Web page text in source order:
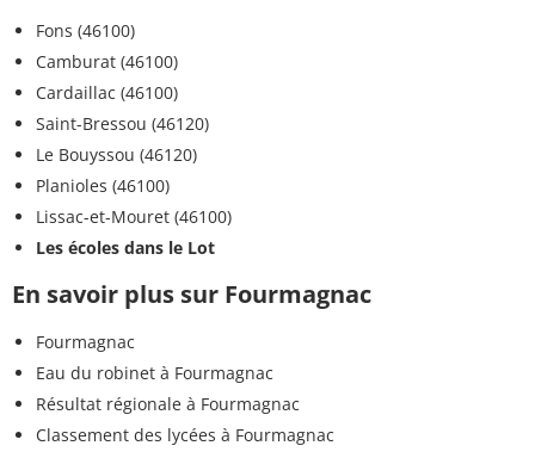
Fons (46100)
Camburat (46100)
Cardaillac (46100)
Saint-Bressou (46120)
Le Bouyssou (46120)
Planioles (46100)
Lissac-et-Mouret (46100)
Les écoles dans le Lot
En savoir plus sur Fourmagnac
Fourmagnac
Eau du robinet à Fourmagnac
Résultat régionale à Fourmagnac
Classement des lycées à Fourmagnac